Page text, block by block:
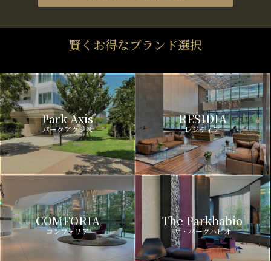
賢くお得なブランド選択
Park Axis
パークアクシス
RESIDIA
レジディア
COMFORIA
コンフォリア
The Parkhabio
ザ・パークハビオ